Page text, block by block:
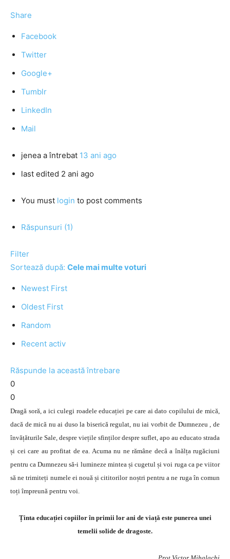
Share
Facebook
Twitter
Google+
Tumblr
LinkedIn
Mail
jenea a întrebat 13 ani ago
last edited 2 ani ago
You must login to post comments
Răspunsuri (1)
Filter
Sortează după: Cele mai multe voturi
Newest First
Oldest First
Random
Recent activ
Răspunde la această întrebare
0
0
Dragă soră, a ici culegi roadele educației pe care ai dato copilului de mică,
dacă de mică nu ai duso la biserică regulat, nu iai vorbit de Dumnezeu , de
învățăturile Sale, despre viețile sfinților despre suflet, apo au educato strada
și cei care au profitat de ea. Acuma nu ne rămâne decâ a înălța rugăciuni
pentru ca Dumnezeu să-i lumineze mintea și cugetul și voi ruga ca pe viitor
să ne trimiteți numele ei nouă și cititorilor noștri pentru a ne ruga în comun
toți împreună pentru voi.
Ținta educației copiilor în primii lor ani de viață este punerea unei
temelii solide de dragoste.